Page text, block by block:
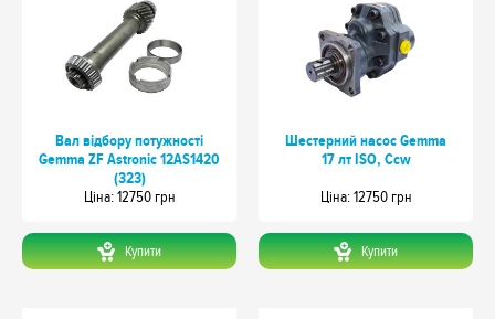
Вал відбору потужності
Gemma ZF Astronic 12AS1420
(323)
Цiна: 12750 грн
Купити
Шестерний насос Gemma
17 лт ISO, Ccw
Цiна: 12750 грн
Купити